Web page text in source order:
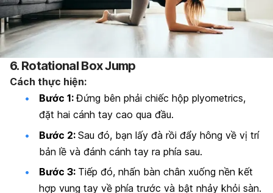
6. Rotational Box Jump
Cách thực hiện:
Bước 1:Đứng bên phải chiếc hộp plyometrics,
đặt hai cánh tay cao qua đầu.
Bước 2: Sau đó, bạn lấy đà rồi đẩy hông về vị trí
bản lề và đánh cánh tay ra phía sau.
Bước 3: Tiếp đó, nhấn bàn chân xuống nền kết
hợp vung tay về phía trước và bật nhảy khỏi sàn.